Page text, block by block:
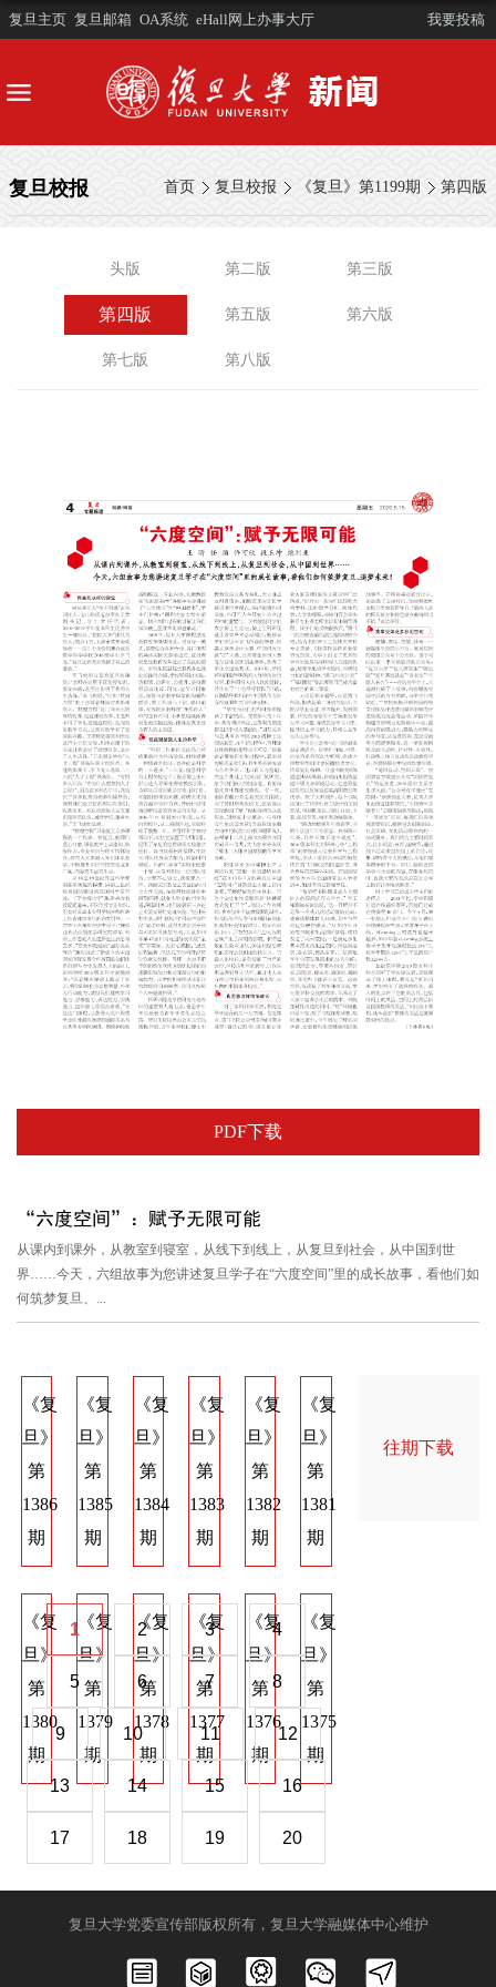
复旦主页 复旦邮箱 OA系统 eHall网上办事大厅 我要投稿
首页 复旦校报 《复旦》第1199期 第四版
复旦校报
头版 第二版 第三版
第四版 第五版 第六版
第七版 第八版
PDF下载
“六度空间”：赋予无限可能
从课内到课外，从教室到寝室，从线下到线上，从复旦到社会，从中国到世
界……今天，六组故事为您讲述复旦学子在“六度空间”里的成长故事，看他们如
何筑梦复旦、...
《复
旦》
第
1386
期
《复
旦》
第
1385
期
《复
旦》
第
1384
期
《复
旦》
第
1383
期
《复
旦》
第
1382
期
《复
旦》
第
1381
期
《复
旦》
第
1380
期
《复
旦》
第
1379
期
《复
旦》
第
1378
期
《复
旦》
第
1377
期
《复
旦》
第
1376
期
《复
旦》
第
1375
期
旦》
1 2 3 4
5 6 7 8
9 10 11 12
13 14 15 16
17 18 19 20
往期下载
复旦大学党委宣传部版权所有，复旦大学融媒体中心维护